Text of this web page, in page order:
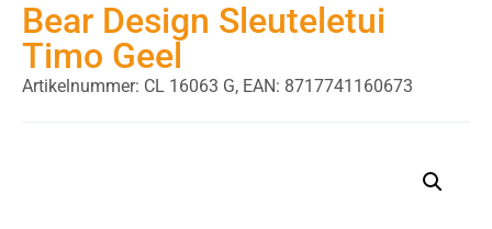
Bear Design Sleuteletui
Timo Geel
Artikelnummer: CL 16063 G, EAN: 8717741160673